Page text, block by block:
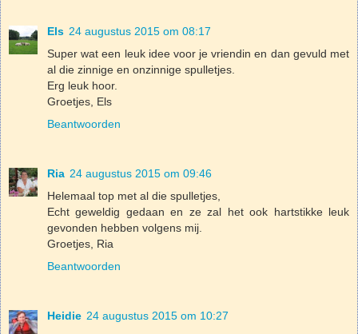
Els 24 augustus 2015 om 08:17
Super wat een leuk idee voor je vriendin en dan gevuld met
al die zinnige en onzinnige spulletjes.
Erg leuk hoor.
Groetjes, Els
Beantwoorden
Ria 24 augustus 2015 om 09:46
Helemaal top met al die spulletjes,
Echt geweldig gedaan en ze zal het ook hartstikke leuk
gevonden hebben volgens mij.
Groetjes, Ria
Beantwoorden
Heidie 24 augustus 2015 om 10:27